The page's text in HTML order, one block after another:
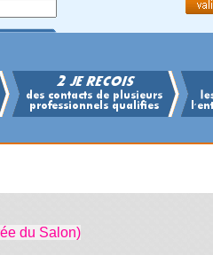
du Salon)